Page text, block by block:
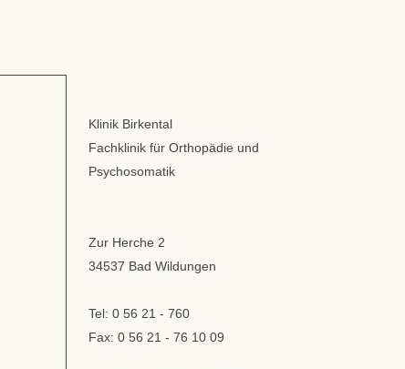
Klinik Birkental
Fachklinik für Orthopädie und
Psychosomatik
Zur Herche 2
34537 Bad Wildungen
Tel: 0 56 21 - 760
Fax: 0 56 21 - 76 10 09